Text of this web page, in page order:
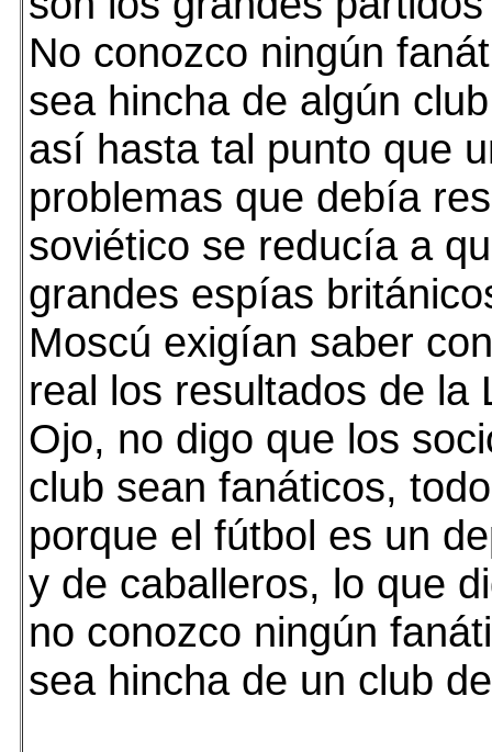
No conozco ningún
sea hincha de algún
así hasta tal punto que
problemas que debía
soviético se reducía a
grandes espías
Moscú exigían saber
real los resultados de la
Ojo, no digo que los
club sean fanáticos,
porque el fútbol es un
y de caballeros, lo que
no conozco ningún
sea hincha de un club